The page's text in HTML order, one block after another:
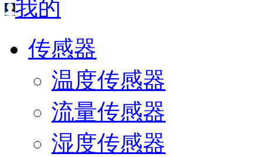
我的
传感器
温度传感器
流量传感器
湿度传感器